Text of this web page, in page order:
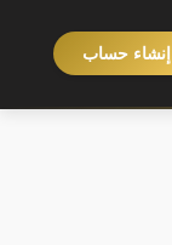
إنشاء حساب